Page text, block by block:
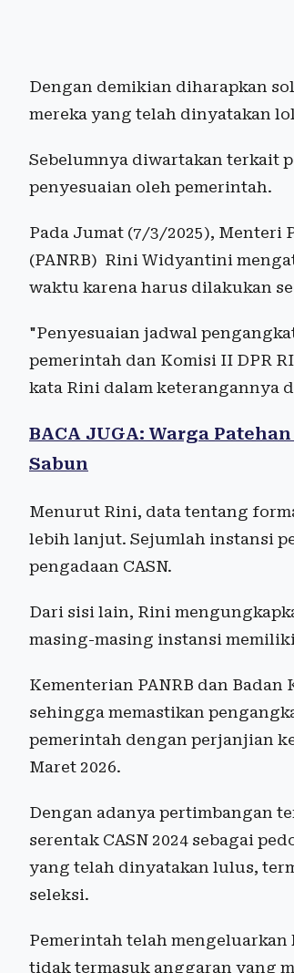
Dengan demikian diharapkan
mereka yang telah dinyatakan
Sebelumnya diwartakan terkait
penyesuaian oleh pemerintah.
Pada Jumat (7/3/2025), Menteri
(PANRB) Rini Widyantini
waktu karena harus dilakukan
"Penyesuaian jadwal
pemerintah dan Komisi II DPR
kata Rini dalam keterangannya
BACA JUGA: Warga
Sabun
Menurut Rini, data tentang
lebih lanjut. Sejumlah instansi
pengadaan CASN.
Dari sisi lain, Rini
masing-masing instansi
Kementerian PANRB dan
sehingga memastikan
pemerintah dengan perjanjian
Maret 2026.
Dengan adanya pertimbangan
serentak CASN 2024 sebagai
yang telah dinyatakan lulus,
seleksi.
Pemerintah telah mengeluarkan
tidak termasuk anggaran yang